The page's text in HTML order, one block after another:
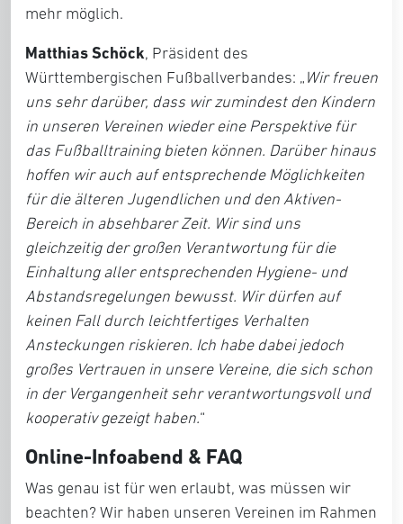
mehr möglich.
Matthias Schöck, Präsident des
Württembergischen Fußballverbandes: „ Wir freuen
uns sehr darüber, dass wir zumindest den Kindern
in unseren Vereinen wieder eine Perspektive für
das Fußballtraining bieten können. Darüber hinaus
hoffen wir auch auf entsprechende Möglichkeiten
für die älteren Jugendlichen und den Aktiven-
Bereich in absehbarer Zeit. Wir sind uns
gleichzeitig der großen Verantwortung für die
Einhaltung aller entsprechenden Hygiene- und
Abstandsregelungen bewusst. Wir dürfen auf
keinen Fall durch leichtfertiges Verhalten
Ansteckungen riskieren. Ich habe dabei jedoch
großes Vertrauen in unsere Vereine, die sich schon
in der Vergangenheit sehr verantwortungsvoll und
kooperativ gezeigt haben.“
Online-Infoabend & FAQ
Was genau ist für wen erlaubt, was müssen wir
beachten? Wir haben unseren Vereinen im Rahmen